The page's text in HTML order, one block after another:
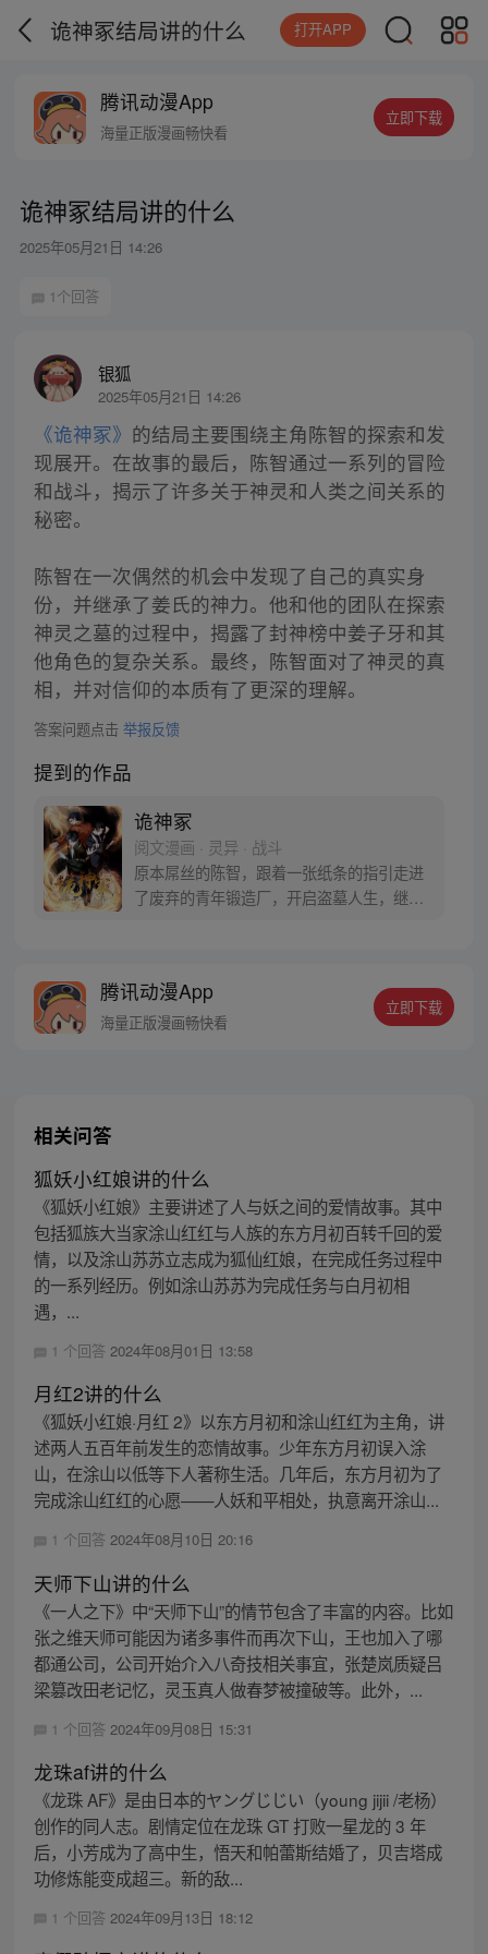
诡神冢结局讲的什么 打开APP
腾讯动漫App
海量正版漫画畅快看
立即下载
诡神冢结局讲的什么
2025年05月21日 14:26
1个回答
银狐
2025年05月21日 14:26
《诡神冢》 的结局主要围绕主角陈智的探索和发
现展开。在故事的最后，陈智通过一系列的冒险
和战斗，揭示了许多关于神灵和人类之间关系的
秘密。
陈智在一次偶然的机会中发现了自己的真实身
份，并继承了姜氏的神力。他和他的团队在探索
神灵之墓的过程中，揭露了封神榜中姜子牙和其
他角色的复杂关系。最终，陈智面对了神灵的真
相，并对信仰的本质有了更深的理解。
答案问题点击 举报反馈
提到的作品
诡神冢
阅文漫画 · 灵异 · 战斗
原本屌丝的陈智，跟着一张纸条的指引走进
了废弃的青年锻造厂，开启盗墓人生，继承
永远是最弱小、无助、被奴役的…… 这是一
个始于信仰的故事，也是一个发现信仰真
腾讯动漫App
海量正版漫画畅快看
立即下载
相关问答
狐妖小红娘讲的什么
《狐妖小红娘》主要讲述了人与妖之间的爱情故事。其中
包括狐族大当家涂山红红与人族的东方月初百转千回的爱
情，以及涂山苏苏立志成为狐仙红娘，在完成任务过程中
的一系列经历。例如涂山苏苏为完成任务与白月初相
遇，...
1 个回答 2024年08月01日 13:58
月红2讲的什么
《狐妖小红娘·月红 2》以东方月初和涂山红红为主角，讲
述两人五百年前发生的恋情故事。少年东方月初误入涂
山，在涂山以低等下人著称生活。几年后，东方月初为了
完成涂山红红的心愿——人妖和平相处，执意离开涂山...
1 个回答 2024年08月10日 20:16
天师下山讲的什么
《一人之下》中“天师下山”的情节包含了丰富的内容。比如
张之维天师可能因为诸多事件而再次下山，王也加入了哪
都通公司，公司开始介入八奇技相关事宜，张楚岚质疑吕
梁篡改田老记忆，灵玉真人做春梦被撞破等。此外，...
1 个回答 2024年09月08日 15:31
龙珠af讲的什么
《龙珠 AF》是由日本的ヤングじじい（young jijii /老杨）
创作的同人志。剧情定位在龙珠 GT 打败一星龙的 3 年
后，小芳成为了高中生，悟天和帕蕾斯结婚了，贝吉塔成
功修炼能变成超三。新的敌...
1 个回答 2024年09月13日 18:12